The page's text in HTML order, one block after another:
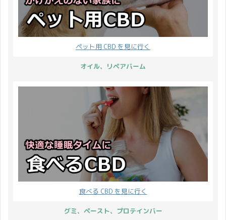
ペット用 CBD を見に行く
オイル、リペアバーム
食べる CBD を見に行く
グミ、ペースト、プロテインバー